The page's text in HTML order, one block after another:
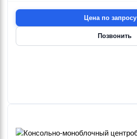
Цена по запросу
Позвонить